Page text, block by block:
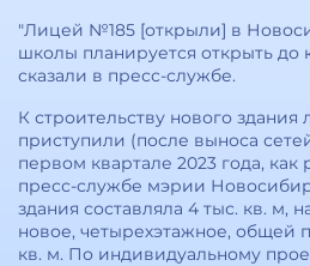
"Лицей №185 [открыли] в
школы планируется открыть до
сказали в пресс-службе.
К строительству нового
приступили (после выноса
первом квартале 2023 года, как
пресс-службе мэрии
здания составляла 4 тыс. кв. м,
новое, четырехэтажное, общей
кв. м. По индивидуальному